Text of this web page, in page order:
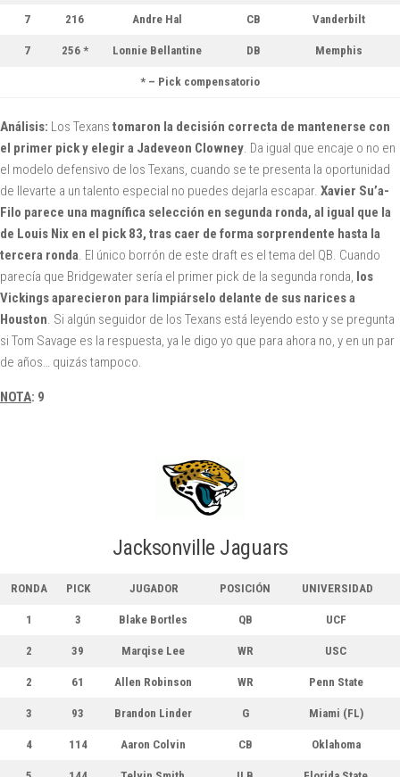
7 216 Andre Hal CB Vanderbilt
7 256 * Lonnie Bellantine DB Memphis
* – Pick compensatorio
Análisis: Los Texans tomaron la decisión correcta de mantenerse con
el primer pick y elegir a Jadeveon Clowney. Da igual que encaje o no en
el modelo defensivo de los Texans, cuando se te presenta la oportunidad
de llevarte a un talento especial no puedes dejarla escapar. Xavier Su’a-
Filo parece una magnífica selección en segunda ronda, al igual que la
de Louis Nix en el pick 83, tras caer de forma sorprendente hasta la
tercera ronda. El único borrón de este draft es el tema del QB. Cuando
parecía que Bridgewater sería el primer pick de la segunda ronda, los
Vickings aparecieron para limpiárselo delante de sus narices a
Houston. Si algún seguidor de los Texans está leyendo esto y se pregunta
si Tom Savage es la respuesta, ya le digo yo que para ahora no, y en un par
de años… quizás tampoco.
NOTA: 9
Jacksonville Jaguars
RONDA PICK JUGADOR POSICIÓN UNIVERSIDAD
1 3 Blake Bortles QB UCF
2 39 Marqise Lee WR USC
2 61 Allen Robinson WR Penn State
3 93 Brandon Linder G Miami (FL)
4 114 Aaron Colvin CB Oklahoma